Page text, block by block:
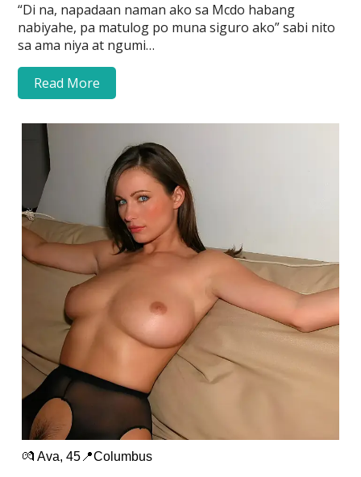
“Di na, napadaan naman ako sa Mcdo habang
nabiyahe, pa matulog po muna siguro ako” sabi nito
sa ama niya at ngumi…
Read More
💏 Ava, 45📍Columbus